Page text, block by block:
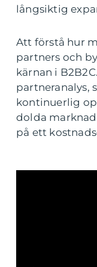
långsiktig
Att förstå hur
partners och
kärnan i
partneranalys,
kontinuerlig
dolda
på ett